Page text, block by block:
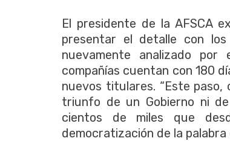
El presidente de la AFSCA
presentar el detalle con
nuevamente analizado por
compañías cuentan con 180
nuevos titulares. “Este paso,
triunfo de un Gobierno ni
cientos de miles que
democratización de la palabra